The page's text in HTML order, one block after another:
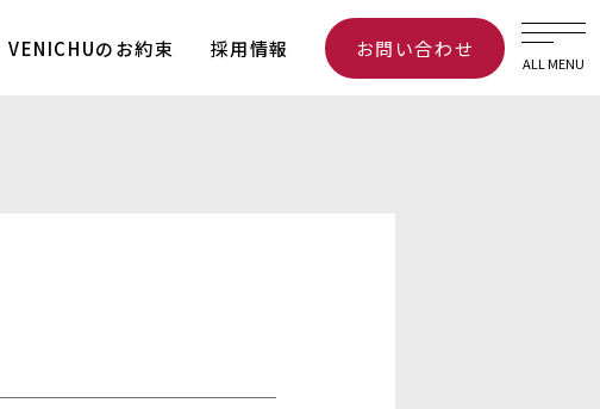
VENICHUのお約束 採用情報 お問い合わせ
ALL MENU